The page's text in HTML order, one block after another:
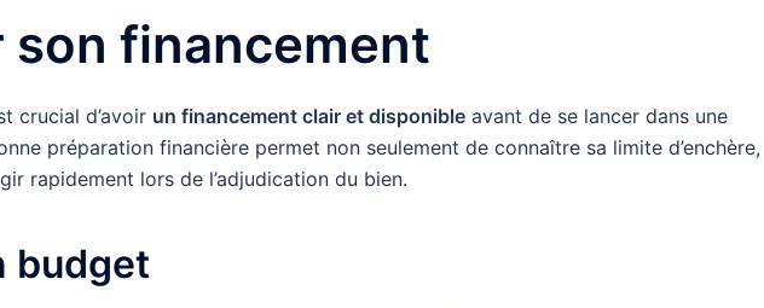
son financement
crucial d’avoir un financement clair et disponible avant de se lancer dans une
préparation financière permet non seulement de connaître sa limite d’enchère,
rapidement lors de l’adjudication du bien.
budget